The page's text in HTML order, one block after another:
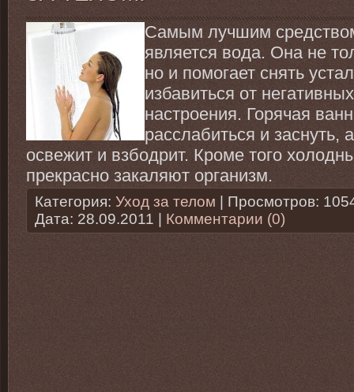
Самым лучшим
является вода. Она не
но и помогает снять
избавиться от
настроения. Горячая
расслабиться и
освежит и взбодрит. Кроме того
прекрасно закаляют организм.
Категория: Уход за телом | Просмотров:
Дата: 28.09.2011 Комментарии (0)